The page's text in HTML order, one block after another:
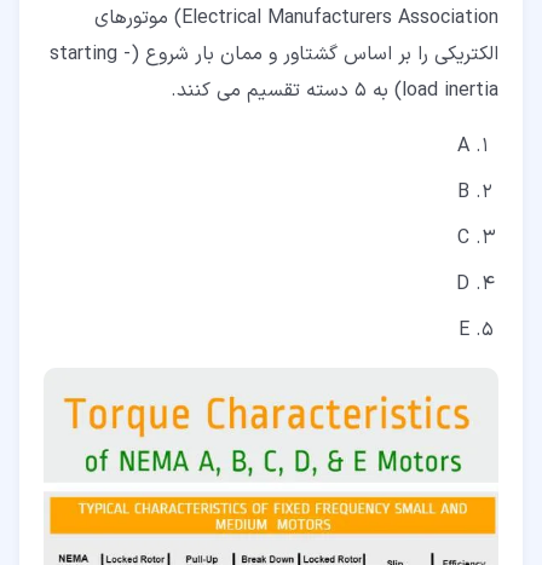
Electrical Manufacturers Association) موتورهای
الکتریکی را بر اساس گشتاور و ممان بار شروع (starting -
load inertia) به 5 دسته تقسیم می کنند.
A
B
C
D
E